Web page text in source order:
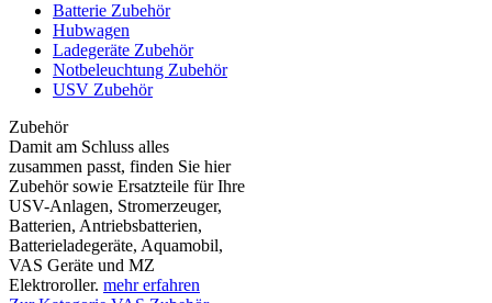
Batterie Zubehör
Hubwagen
Ladegeräte Zubehör
Notbeleuchtung Zubehör
USV Zubehör
Zubehör
Damit am Schluss alles
zusammen passt, finden Sie hier
Zubehör sowie Ersatzteile für Ihre
USV-Anlagen, Stromerzeuger,
Batterien, Antriebsbatterien,
Batterieladegeräte, Aquamobil,
VAS Geräte und MZ
Elektroroller. mehr erfahren